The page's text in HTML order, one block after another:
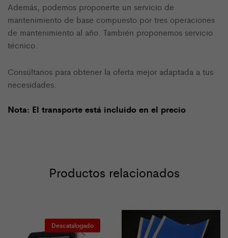
Además, podemos proponerte un servicio de
mantenimiento de base compuesto por tres operaciones
de mantenimiento al año. También proponemos servicio
técnico.
Consúltanos para obtener la oferta mejor adaptada a tus
necesidades.
Nota: El transporte está incluido en el precio
Productos relacionados
Descatalogado